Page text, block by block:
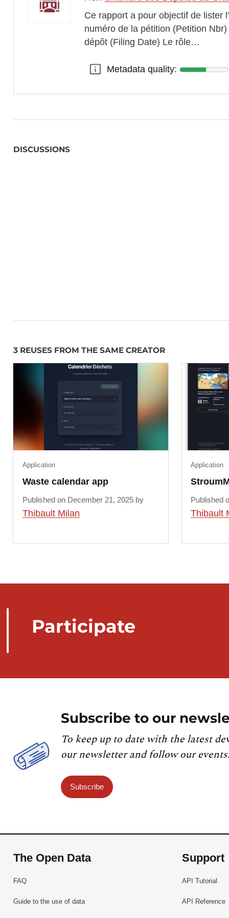
Objectif
Montrer que l’usage des données publiques peut
PETINDER incarne une nouvelle manière
Ce rapport a pour objectif de lister
numéro de la pétition (Petition
dépôt (Filing Date) Le rôle…
Metadata quality:
Metadata quality:
DISCUSSIONS
3 REUSES FROM THE SAME CREATOR
Waste calendar app
Application
Published on December 21, 2025 by
Thibault Milan
Application
Published
Thibault
Participate
Subscribe to our
To keep up to date with the latest
our newsletter and follow our events.
Subscribe
The Open Data
FAQ
Guide to the use of data
Support
API Tutorial
API Reference